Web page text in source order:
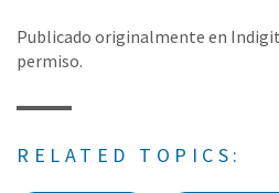
Publicado originalmente en
permiso.
RELATED TOPICS: